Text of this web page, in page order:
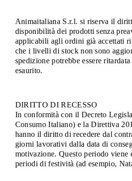
Animaitaliana S.r.l. si riserva il
disponibilità dei prodotti senza
applicabili agli ordini già accettati
che i livelli di stock non sono
spedizione potrebbe essere
esaurito.
DIRITTO DI RECESSO
In conformità con il Decreto
Consumo Italiano) e la Direttiva
hanno il diritto di recedere dal
giorni lavorativi dalla data di
motivazione. Questo periodo viene
periodi di festività (ad esempio,